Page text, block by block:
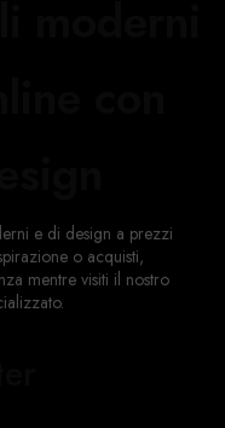
e di design a prezzi
o acquisti,
mentre visiti il ​​nostro